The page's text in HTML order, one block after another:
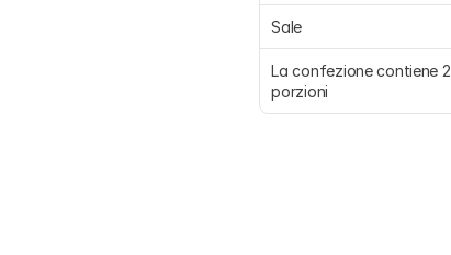
Sale
La confezione contiene 2
porzioni